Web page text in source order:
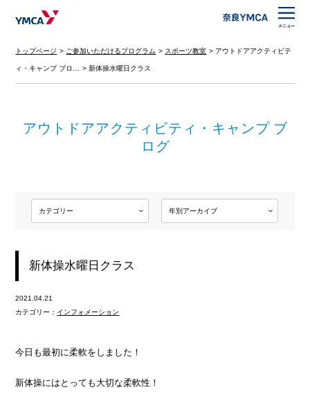
トップページ ご参加いただけるプログラム スポーツ教室 アウトドアアクティビテ
ィ・キャンプ ブロ… 新体操水曜日クラス
アウトドアアクティビティ・キャンプ ブ
ログ
新体操水曜日クラス
2021.04.21
カテゴリー： インフォメーション
今日も最初に柔軟をしました！
新体操にはとっても大切な柔軟性！